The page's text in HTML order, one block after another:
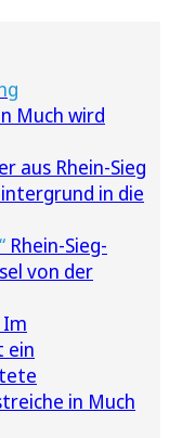
Much wird
aus Rhein-Sieg
in die
Rhein-Sieg-
von der
Im
ein
in Much